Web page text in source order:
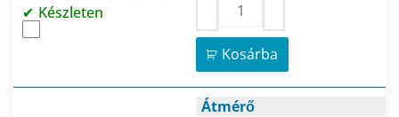
Készleten
Kosárba
Átmérő